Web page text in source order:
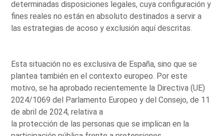
determinadas disposiciones legales, cuya configuración y
fines reales no están en absoluto destinados a servir a
las estrategias de acoso y exclusión aquí descritas.
Esta situación no es exclusiva de España, sino que se
plantea también en el contexto europeo. Por este
motivo, se ha aprobado recientemente la Directiva (UE)
2024/1069 del Parlamento Europeo y del Consejo, de 11
de abril de 2024, relativa a
la protección de las personas que se implican en la